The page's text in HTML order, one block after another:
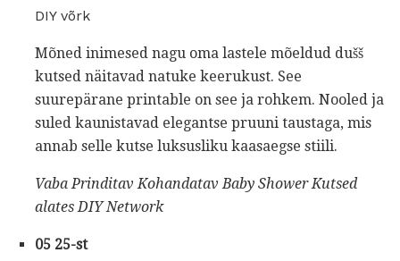
DIY võrk
Mõned inimesed nagu oma lastele mõeldud dušš
kutsed näitavad natuke keerukust. See
suurepärane printable on see ja rohkem. Nooled ja
suled kaunistavad elegantse pruuni taustaga, mis
annab selle kutse luksusliku kaasaegse stiili.
Vaba Prinditav Kohandatav Baby Shower Kutsed
alates DIY Network
05 25-st